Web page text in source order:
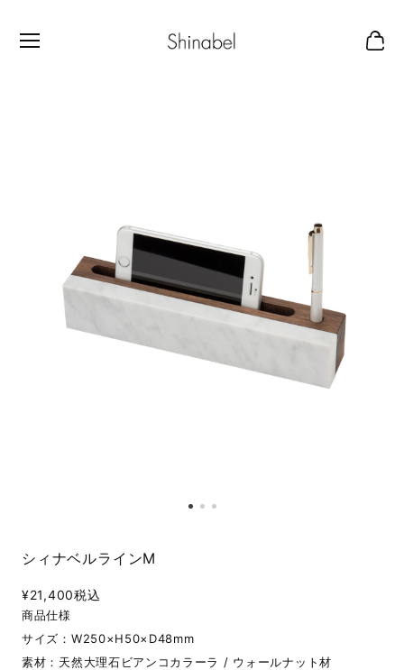
シィナベルラインM
¥21,400税込
商品仕様
サイズ：W250×H50×D48mm
素材：天然大理石ビアンコカラーラ / ウォールナット材